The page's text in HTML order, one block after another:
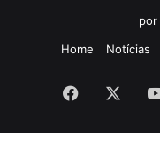
Home
Notícias
Facebook